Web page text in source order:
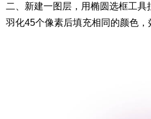
二、新建一图层，用椭圆选框工具
羽化45个像素后填充相同的颜色，